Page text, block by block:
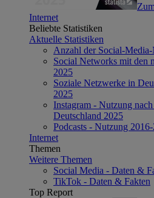
Internet
Beliebte Statistiken
Aktuelle Statistiken
Anzahl der Social-
Social Networks mit den
2025
Soziale Netzwerke in
2025
Instagram - Nutzung
Deutschland 2025
Podcasts - Nutzung
Internet
Themen
Weitere Themen
Social Media - Daten &
TikTok - Daten & Fakten
Top Report